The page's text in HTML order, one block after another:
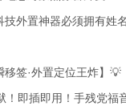
技外置神器必须拥有姓
移签·外置定位王炸】💡
！即插即用！手残党福